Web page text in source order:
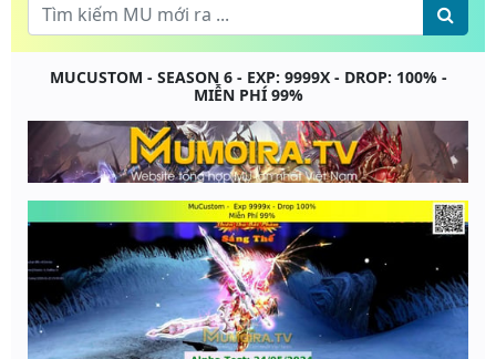
MUCUSTOM - SEASON 6 - EXP: 9999X - DROP: 100% -
MIỄN PHÍ 99%